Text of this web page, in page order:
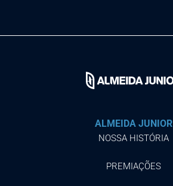
ALMEIDA JUNIOR
NOSSA HISTÓRIA
PREMIAÇÕES